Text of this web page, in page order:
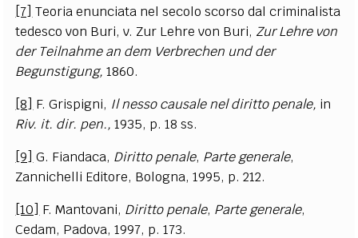
[7] Teoria enunciata nel secolo scorso dal criminalista
tedesco von Buri, v. Zur Lehre von Buri, Zur Lehre von
der Teilnahme an dem Verbrechen und der
Begunstigung,1860.
[8] F. Grispigni, Il nesso causale nel diritto penale, in
Riv. it. dir. pen.,1935, p. 18 ss.
[9] G. Fiandaca, Diritto penale, Parte generale,
Zannichelli Editore, Bologna, 1995, p. 212.
[10] F. Mantovani, Diritto penale, Parte generale,
Cedam, Padova, 1997, p. 173.